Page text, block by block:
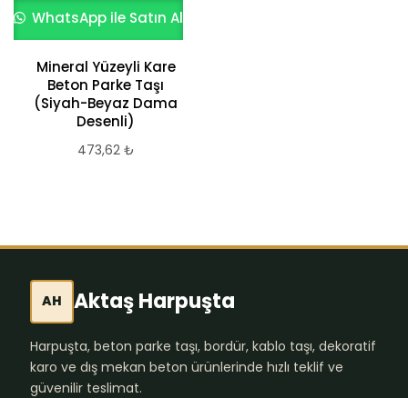
WhatsApp ile Satın Al
Mineral Yüzeyli Kare
Beton Parke Taşı
(Siyah-Beyaz Dama
Desenli)
473,62 ₺
AH Aktaş Harpuşta
Harpuşta, beton parke taşı, bordür, kablo taşı, dekoratif
karo ve dış mekan beton ürünlerinde hızlı teklif ve
güvenilir teslimat.